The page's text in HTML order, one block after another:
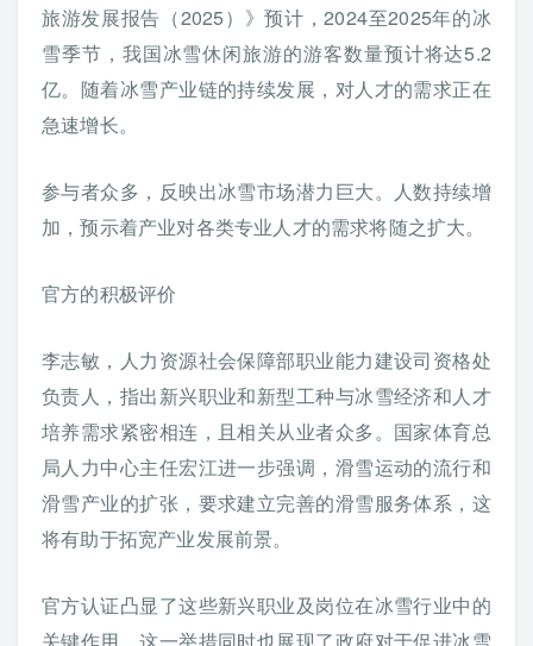
旅游发展报告（2025）》预计，2024至2025年的冰
雪季节，我国冰雪休闲旅游的游客数量预计将达5.2
亿。随着冰雪产业链的持续发展，对人才的需求正在
急速增长。
参与者众多，反映出冰雪市场潜力巨大。人数持续增
加，预示着产业对各类专业人才的需求将随之扩大。
官方的积极评价
李志敏，人力资源社会保障部职业能力建设司资格处
负责人，指出新兴职业和新型工种与冰雪经济和人才
培养需求紧密相连，且相关从业者众多。国家体育总
局人力中心主任宏江进一步强调，滑雪运动的流行和
滑雪产业的扩张，要求建立完善的滑雪服务体系，这
将有助于拓宽产业发展前景。
官方认证凸显了这些新兴职业及岗位在冰雪行业中的